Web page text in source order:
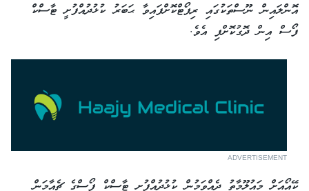
އޮންލައިން ނޫސްތަކުގައި ރިޕޯޓްކޮށްފައިވާ ޙަބަރު ކުޅުދުއްފުށީ ޓާސްކް
ފޯސް އިން ދޮގުކޮށްފި އެވެ.
ADVERTISEMENT
ކޭއޯއަށް މައުލޫމާތު ދެއްވަމުން ކުޅުދުއްފުށީ ޓާސްކް ފޯސްގެ ޗެއާމަން